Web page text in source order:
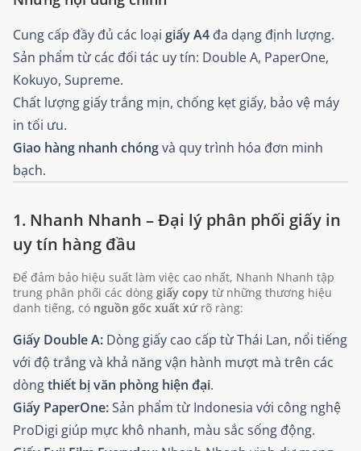
Cung cấp đầy đủ các loại giấy A4 đa dạng định lượng.
Sản phẩm từ các đối tác uy tín: Double A, PaperOne,
Kokuyo, Supreme.
Chất lượng giấy trắng mịn, chống kẹt giấy, bảo vệ máy
in tối ưu.
Giao hàng nhanh chóngvà quy trình hóa đơn minh
bạch.
1. Nhanh Nhanh – Đại lý phân phối giấy in
uy tín hàng đầu
Để đảm bảo hiệu suất làm việc cao nhất, Nhanh Nhanh tập
trung phân phối các dòng giấy copy từ những thương hiệu
danh tiếng, có nguồn gốc xuất xứrõ ràng:
Giấy Double A: Dòng giấy cao cấp từ Thái Lan, nổi tiếng
với độ trắng và khả năng vận hành mượt mà trên các
dòngthiết bị văn phòng hiện đại.
Giấy PaperOne:Sản phẩm từ Indonesia với công nghệ
ProDigi giúp mực khô nhanh, màu sắc sống động.